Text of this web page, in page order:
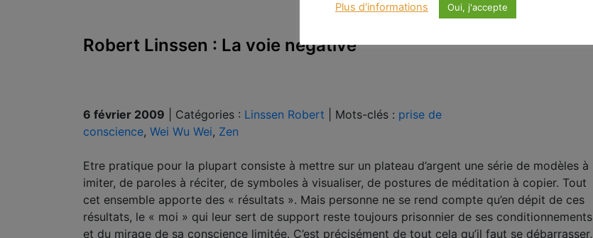
Robert Linssen : La voie négative
6 février 2009 Catégories : Linssen Robert Mots-clés : prise de
conscience, Wei Wu Wei, Zen
Etre pratique pour la plupart consiste à mettre sur un plateau d’argent une série de modèles à
imiter, de paroles à réciter, de symboles à visualiser, de postures de méditation à copier. Tout
cet ensemble apporte des « résultats ». Mais personne ne se rend compte qu’en dépit de ces
résultats, le « moi » qui leur sert de support reste toujours prisonnier de ses conditionnements
et du mirage de sa conscience limitée. C’est précisément de tout cela qu’il faut se débarrasser,
Plus d'informations Oui, j'accepte